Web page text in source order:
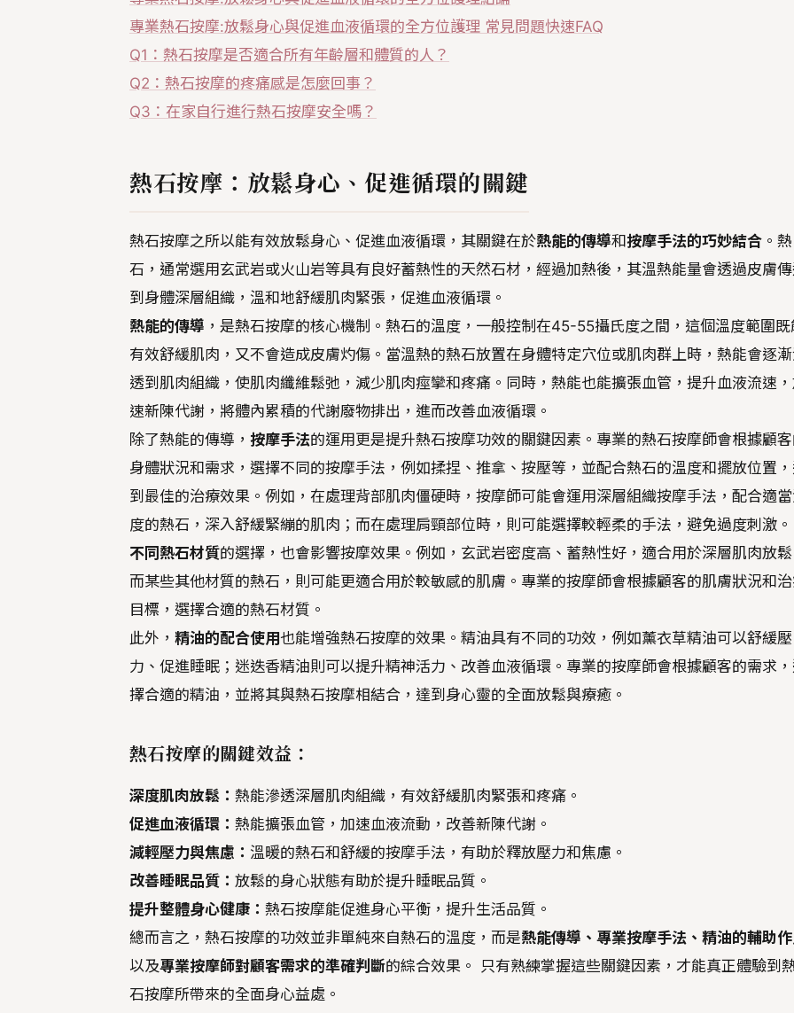
專業熱石按摩:放鬆身心與促進血液循環的全方位護理 常見問題快速FAQ
Q1：熱石按摩是否適合所有年齡層和體質的人？
Q2：熱石按摩的疼痛感是怎麼回事？
Q3：在家自行進行熱石按摩安全嗎？
熱石按摩：放鬆身心、促進循環的關鍵
熱石按摩之所以能有效放鬆身心、促進血液循環，其關鍵在於熱能的傳導和按摩手法的巧妙結合 。熱
石，通常選用玄武岩或火山岩等具有良好蓄熱性的天然石材，經過加熱後，其溫熱能量會透過皮膚
到身體深層組織，溫和地舒緩肌肉緊張，促進血液循環。
熱能的傳導 ，是熱石按摩的核心機制。熱石的溫度，一般控制在45-55攝氏度之間，這個溫度範圍既
有效舒緩肌肉，又不會造成皮膚灼傷。當溫熱的熱石放置在身體特定穴位或肌肉群上時，熱能會逐
透到肌肉組織，使肌肉纖維鬆弛，減少肌肉痙攣和疼痛。同時，熱能也能擴張血管，提升血液流速
速新陳代謝，將體內累積的代謝廢物排出，進而改善血液循環。
除了熱能的傳導， 按摩手法的運用更是提升熱石按摩功效的關鍵因素。專業的熱石按摩師會根據顧
身體狀況和需求，選擇不同的按摩手法，例如揉捏、推拿、按壓等，並配合熱石的溫度和擺放位置
到最佳的治療效果。例如，在處理背部肌肉僵硬時，按摩師可能會運用深層組織按摩手法，配合適當
度的熱石，深入舒緩緊繃的肌肉；而在處理肩頸部位時，則可能選擇較輕柔的手法，避免過度刺激。
不同熱石材質的選擇，也會影響按摩效果。例如，玄武岩密度高、蓄熱性好，適合用於深層肌肉放鬆
而某些其他材質的熱石，則可能更適合用於較敏感的肌膚。專業的按摩師會根據顧客的肌膚狀況和
目標，選擇合適的熱石材質。
此外， 精油的配合使用也能增強熱石按摩的效果。精油具有不同的功效，例如薰衣草精油可以舒緩壓
力、促進睡眠；迷迭香精油則可以提升精神活力、改善血液循環。專業的按摩師會根據顧客的需求
擇合適的精油，並將其與熱石按摩相結合，達到身心靈的全面放鬆與療癒。
熱石按摩的關鍵效益：
深度肌肉放鬆： 熱能滲透深層肌肉組織，有效舒緩肌肉緊張和疼痛。
促進血液循環： 熱能擴張血管，加速血液流動，改善新陳代謝。
減輕壓力與焦慮： 溫暖的熱石和舒緩的按摩手法，有助於釋放壓力和焦慮。
改善睡眠品質： 放鬆的身心狀態有助於提升睡眠品質。
提升整體身心健康： 熱石按摩能促進身心平衡，提升生活品質。
總而言之，熱石按摩的功效並非單純來自熱石的溫度，而是熱能傳導、專業按摩手法、精油的輔助作
以及專業按摩師對顧客需求的準確判斷的綜合效果。 只有熟練掌握這些關鍵因素，才能真正體驗到
石按摩所帶來的全面身心益處。